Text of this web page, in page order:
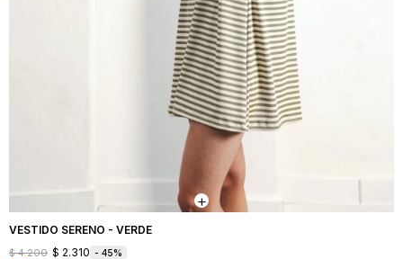
VESTIDO SERENO - VERDE
$ 4.200 $ 2.310 45